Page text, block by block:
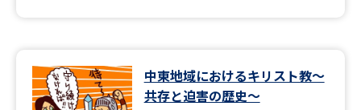
中東地域におけるキリスト教～
共存と迫害の歴史～